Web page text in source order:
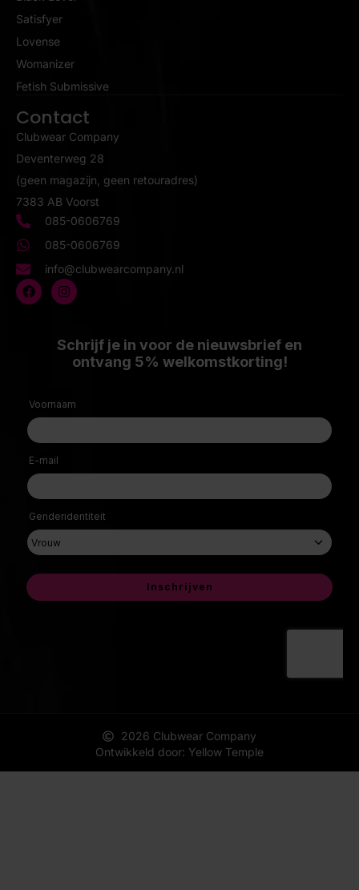
Satisfyer
Lovense
Womanizer
Fetish Submissive
Contact
Clubwear Company
Deventerweg 28
(geen magazijn, geen retouradres)
7383 AB Voorst
085-0606769
085-0606769
info@clubwearcompany.nl
2026 Clubwear Company
Ontwikkeld door: Yellow Temple